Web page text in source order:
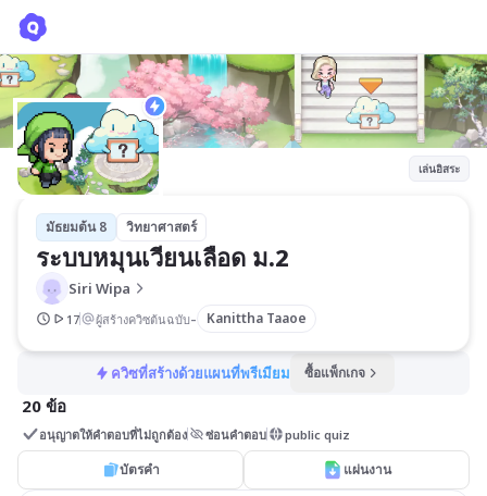
เล่นอิสระ
มัธยมต้น 8 วิทยาศาสตร์
ระบบหมุนเวียนเลือด ม.2
Siri Wipa
17 ผู้สร้างควิซต้นฉบับ- Kanittha Taaoe
ควิซที่สร้างด้วยแผนที่พรีเมียม ซื้อแพ็กเกจ
20 ข้อ
อนุญาตให้คำตอบที่ไม่ถูกต้อง ซ่อนคำตอบ public quiz
บัตรคำ แผ่นงาน